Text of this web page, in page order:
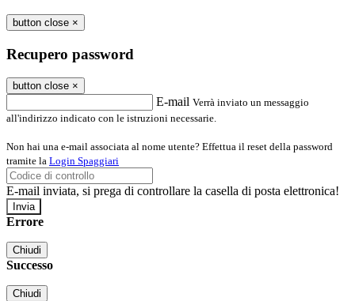
button close ×
Recupero password
button close ×
E-mail Verrà inviato un messaggio
all'indirizzo indicato con le istruzioni necessarie.
Non hai una e-mail associata al nome utente? Effettua il reset della password
tramite la Login Spaggiari
E-mail inviata, si prega di controllare la casella di posta elettronica!
Errore
Chiudi
Successo
Chiudi